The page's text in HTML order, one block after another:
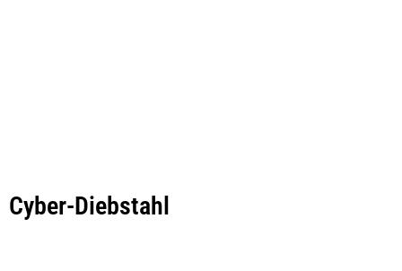
Cyber-Diebstahl